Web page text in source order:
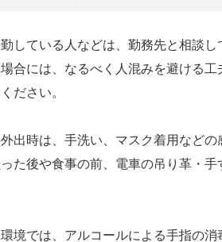
している人などは、勤務先と相談
合には、なるべく人混みを避ける
ださい。
出時は、手洗い、マスク着用など
た後や食事の前、電車の吊り革・
境では、アルコールによる手指の